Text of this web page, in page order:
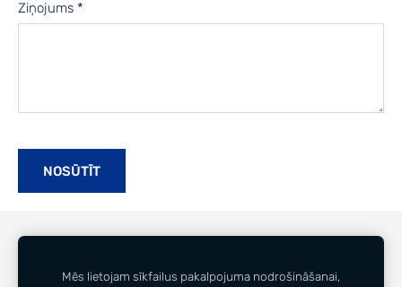
Ziņojums *
SERVISS
KONTAKTI
+371 68688313
Mēs lietojam sīkfailus pakalpojuma nodrošināšanai,